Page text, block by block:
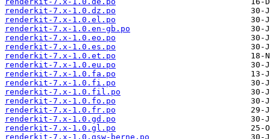
renderkit-7.x-1.0.dz.po
renderkit-7.x-1.0.el.po
renderkit-7.x-1.0.en-gb.po
renderkit-7.x-1.0.eo.po
renderkit-7.x-1.0.es.po
renderkit-7.x-1.0.et.po
renderkit-7.x-1.0.eu.po
renderkit-7.x-1.0.fa.po
renderkit-7.x-1.0.fi.po
renderkit-7.x-1.0.fil.po
renderkit-7.x-1.0.fo.po
renderkit-7.x-1.0.fr.po
renderkit-7.x-1.0.gd.po
renderkit-7.x-1.0.gl.po
renderkit-7.x-1.0.gsw-berne.po